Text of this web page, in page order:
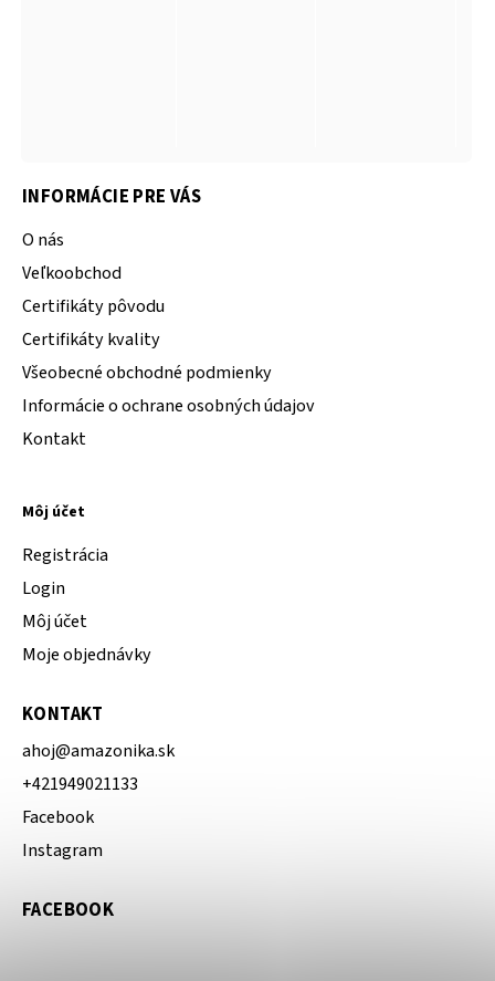
INFORMÁCIE PRE VÁS
O nás
Veľkoobchod
Certifikáty pôvodu
Certifikáty kvality
Všeobecné obchodné podmienky
Informácie o ochrane osobných údajov
Kontakt
Môj účet
Registrácia
Login
Môj účet
Moje objednávky
KONTAKT
ahoj@amazonika.sk
+421949021133
Facebook
Instagram
FACEBOOK